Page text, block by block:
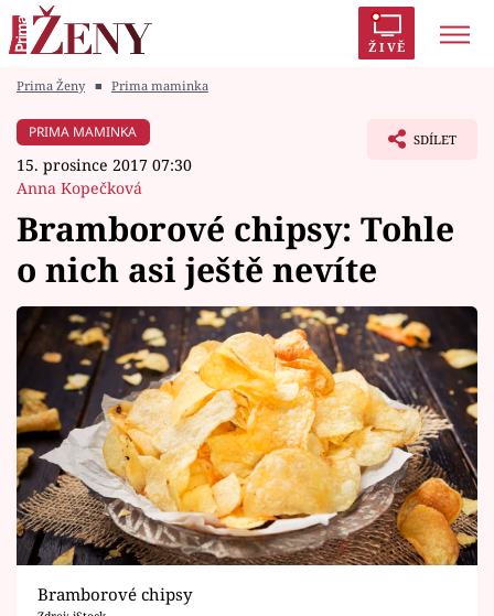
ŽIVĚ
Módní alarm
Zrádci
Témata
Celebrity
Vztahy
Seriály
Horoskopy
Sledujte prima+
Filmový festival Karlovy Vary
Prima Ženy ■ Prima maminka
PRIMA MAMINKA
15. prosince 2017 07:30
Anna Kopečková
SDÍLET
Bramborové chipsy: Tohle
o nich asi ještě nevíte
Bramborové chipsy